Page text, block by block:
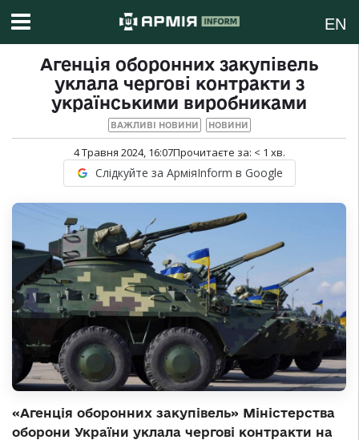
EN
Агенція оборонних закупівель
уклала чергові контракти з
українськими виробниками
ВАЖЛИВІ НОВИНИ НОВИНИ
4 Травня 2024, 16:07Прочитаєте за: < 1 хв.
Слідкуйте за АрміяInform в Google
«Агенція оборонних закупівель» Міністерства
оборони України уклала чергові контракти на